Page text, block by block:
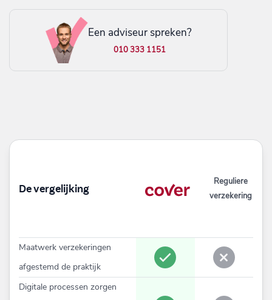
Een adviseur spreken?
010 333 1151
De vergelijking
Reguliere
verzekering
Maatwerk verzekeringen
afgestemd de praktijk
Digitale processen zorgen